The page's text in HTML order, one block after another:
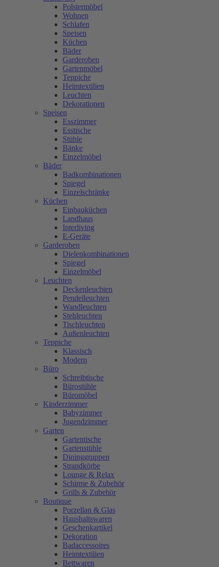
Polstermöbel
Wohnen
Schlafen
Speisen
Küchen
Bäder
Garderoben
Gartenmöbel
Teppiche
Heimtextilien
Leuchten
Dekorationen
Speisen
Esszimmer
Esstische
Stühle
Bänke
Einzelmöbel
Bäder
Badkombinationen
Spiegel
Einzelschränke
Küchen
Einbauküchen
Landhaus
Interliving
E-Geräte
Garderoben
Dielenkombinationen
Spiegel
Einzelmöbel
Leuchten
Deckenleuchten
Pendelleuchten
Wandleuchten
Stehleuchten
Tischleuchten
Außenleuchten
Teppiche
Klassisch
Modern
Büro
Schreibtische
Bürostühle
Büromöbel
Kinderzimmer
Babyzimmer
Jugendzimmer
Garten
Gartentische
Gartenstühle
Dininggruppen
Strandkörbe
Lounge & Relax
Schirme & Zubehör
Grills & Zubehör
Boutique
Porzellan & Glas
Haushaltswaren
Geschenkartikel
Dekoration
Badaccessoires
Heimtextilien
Bettwaren